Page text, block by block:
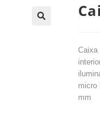
Caixa
micro
mm